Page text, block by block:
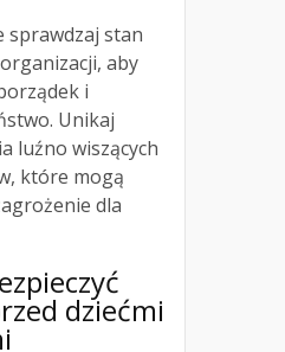
sprawdzaj stan
aby
i
Unikaj
luźno wiszących
które mogą
dla
dziećmi